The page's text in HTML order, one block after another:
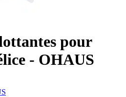
pour
- OHAUS